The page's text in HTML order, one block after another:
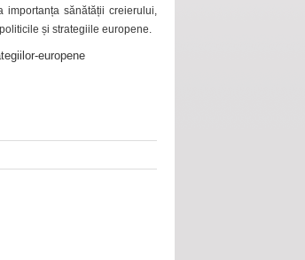
importanța sănătății creierului,
și strategiile europene.
europene